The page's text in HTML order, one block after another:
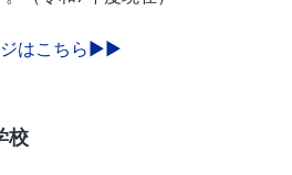
ジはこちら▶▶
校